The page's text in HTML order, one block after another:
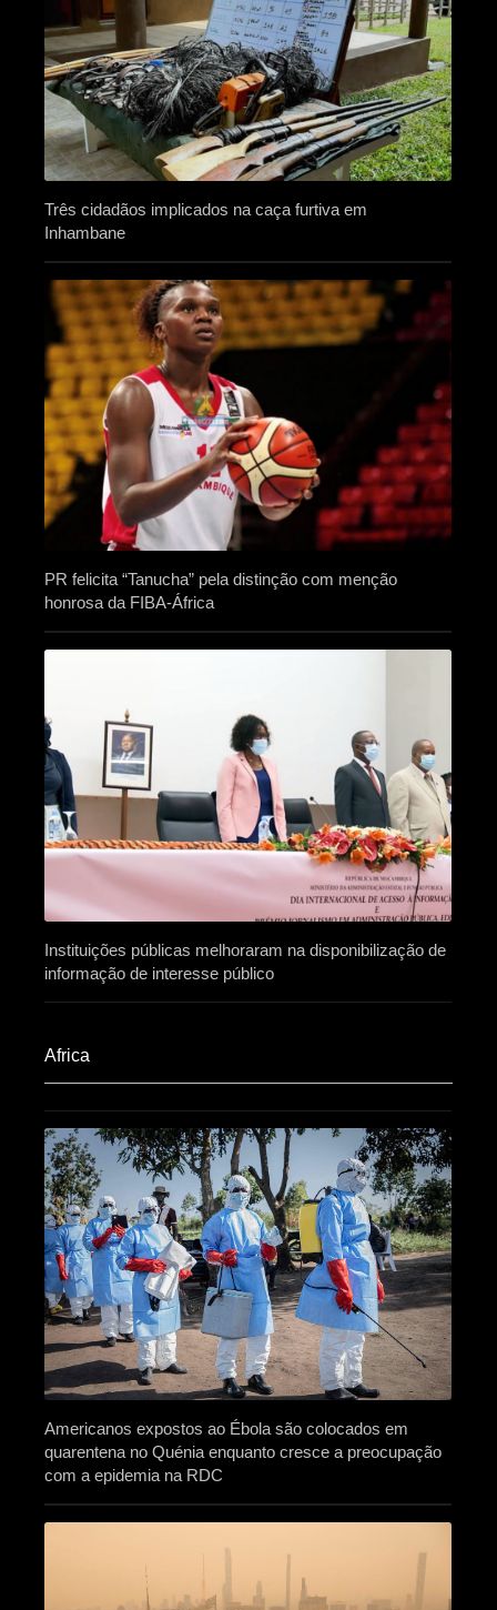
Três cidadãos implicados na caça furtiva em
Inhambane
PR felicita “Tanucha” pela distinção com menção
honrosa da FIBA-África
Instituições públicas melhoraram na disponibilização de
informação de interesse público
Africa​
Americanos expostos ao Ébola são colocados em
quarentena no Quénia enquanto cresce a preocupação
com a epidemia na RDC